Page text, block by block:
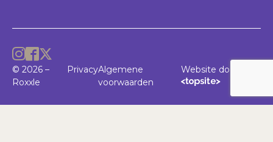
© 2026 –
Roxxle
PrivacyAlgemene
voorwaarden
Website door